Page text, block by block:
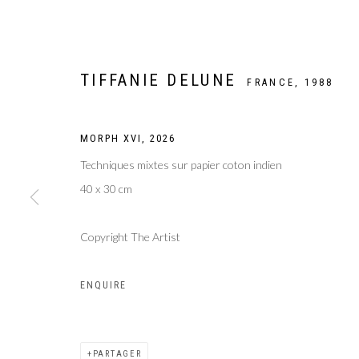
TIFFANIE DELUNE FRANCE, 1988
MORPH XVI ,2026
Techniques mixtes sur papier coton indien
40 x 30 cm
Copyright The Artist
ENQUIRE
PARTAGER